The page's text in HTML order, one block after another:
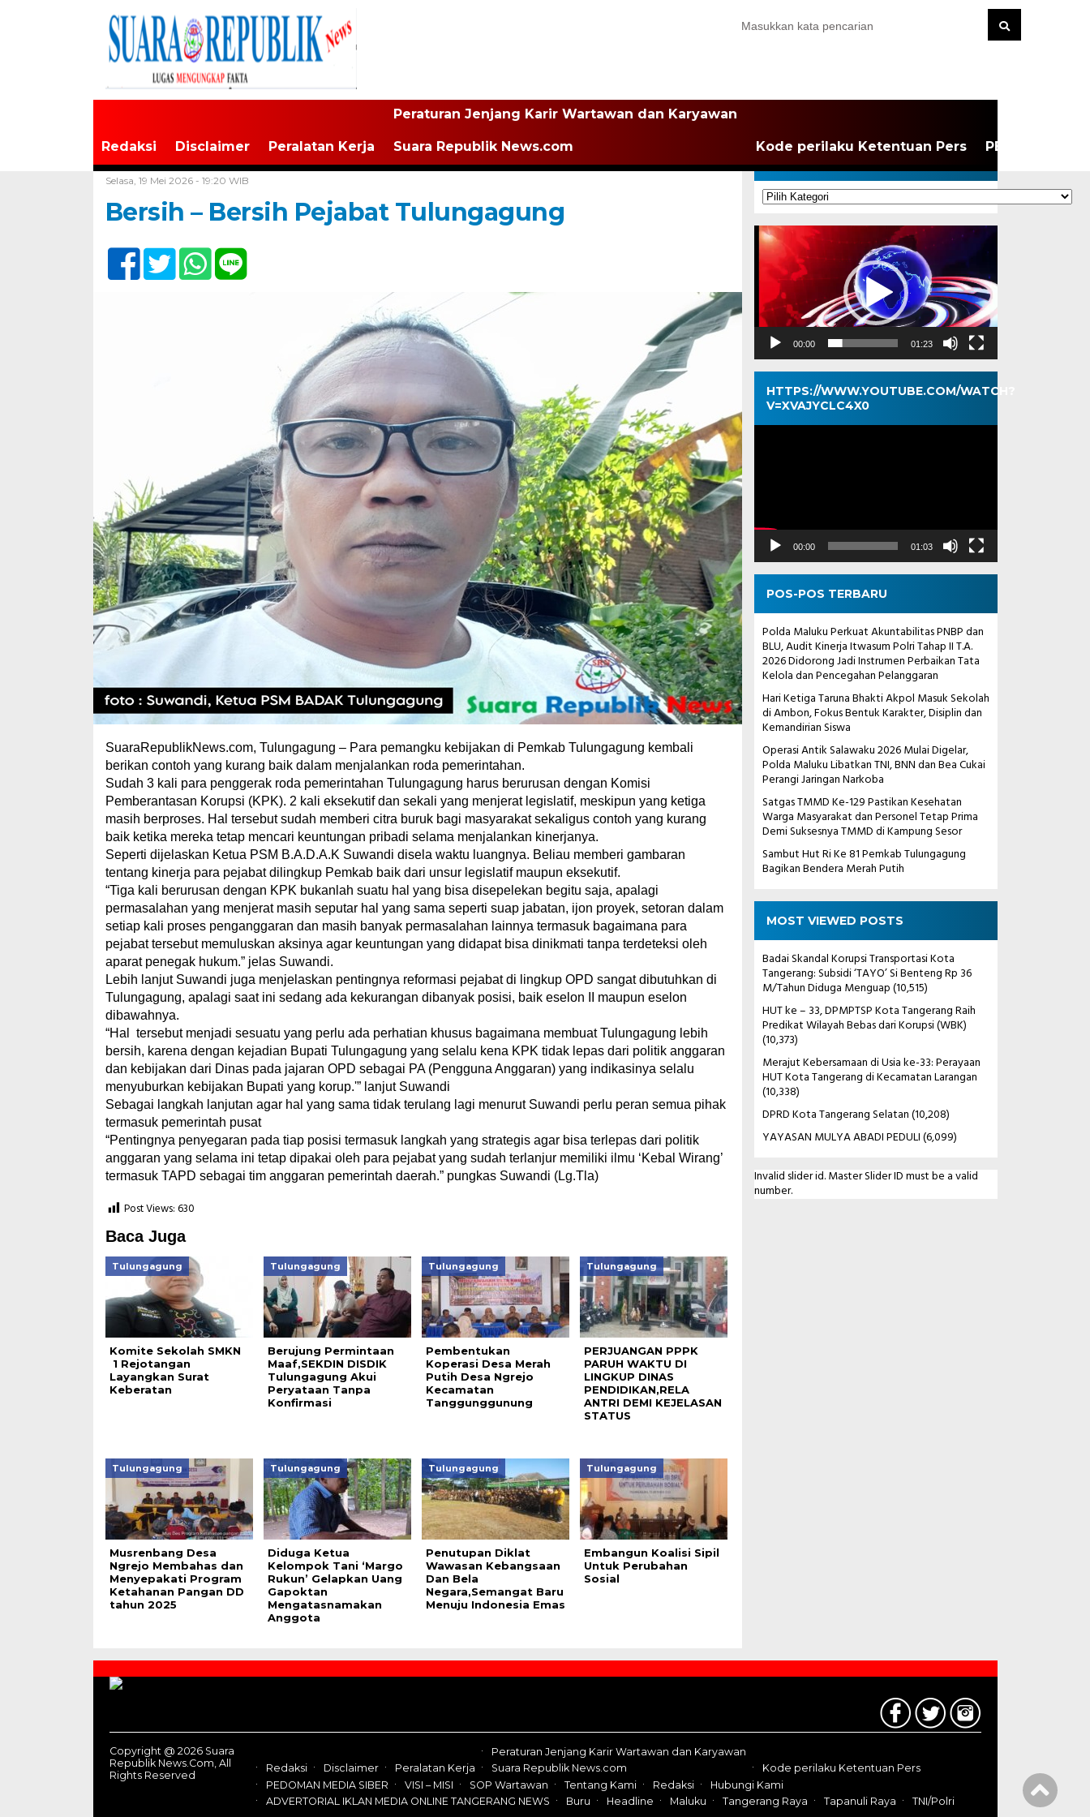
Redaksi Disclaimer Peralatan Kerja
Peraturan Jenjang Karir Wartawan dan Karyawan
Suara Republik News.com Kode perilaku Ketentuan Pers PEDOMAN
Selasa, 19 Mei 2026 - 19:20 WIB
Bersih – Bersih Pejabat Tulungagung
SuaraRepublikNews.com, Tulungagung – Para pemangku kebijakan di Pemkab Tulungagung kembali
berikan contoh yang kurang baik dalam menjalankan roda pemerintahan.
Sudah 3 kali para penggerak roda pemerintahan Tulungagung harus berurusan dengan Komisi
Pemberantasan Korupsi (KPK). 2 kali eksekutif dan sekali yang menjerat legislatif, meskipun yang ketiga
masih berproses. Hal tersebut sudah memberi citra buruk bagi masyarakat sekaligus contoh yang kurang
baik ketika mereka tetap mencari keuntungan pribadi selama menjalankan kinerjanya.
Seperti dijelaskan Ketua PSM B.A.D.A.K Suwandi disela waktu luangnya. Beliau memberi gambaran
tentang kinerja para pejabat dilingkup Pemkab baik dari unsur legislatif maupun eksekutif.
“Tiga kali berurusan dengan KPK bukanlah suatu hal yang bisa disepelekan begitu saja, apalagi
permasalahan yang menjerat masih seputar hal yang sama seperti suap jabatan, ijon proyek, setoran dalam
setiap kali proses penganggaran dan masih banyak permasalahan lainnya termasuk bagaimana para
pejabat tersebut memuluskan aksinya agar keuntungan yang didapat bisa dinikmati tanpa terdeteksi oleh
aparat penegak hukum.” jelas Suwandi.
Lebih lanjut Suwandi juga menjelaskan pentingnya reformasi pejabat di lingkup OPD sangat dibutuhkan di
Tulungagung, apalagi saat ini sedang ada kekurangan dibanyak posisi, baik eselon II maupun eselon
dibawahnya.
“Hal tersebut menjadi sesuatu yang perlu ada perhatian khusus bagaimana membuat Tulungagung lebih
bersih, karena dengan kejadian Bupati Tulungagung yang selalu kena KPK tidak lepas dari politik anggaran
dan kebijakan dari Dinas pada jajaran OPD sebagai PA (Pengguna Anggaran) yang indikasinya selalu
menyuburkan kebijakan Bupati yang korup.'” lanjut Suwandi
Sebagai langkah lanjutan agar hal yang sama tidak terulang lagi menurut Suwandi perlu peran semua pihak
termasuk pemerintah pusat
“Pentingnya penyegaran pada tiap posisi termasuk langkah yang strategis agar bisa terlepas dari politik
anggaran yang selama ini tetap dipakai oleh para pejabat yang sudah terlanjur memiliki ilmu ‘Kebal Wirang’
termasuk TAPD sebagai tim anggaran pemerintah daerah.” pungkas Suwandi (Lg.Tla)
Post Views:630
Baca Juga
Tulungagung
Komite Sekolah SMKN
1 Rejotangan
Layangkan Surat
Keberatan
Tulungagung
Berujung Permintaan
Maaf,SEKDIN DISDIK
Tulungagung Akui
Peryataan Tanpa
Konfirmasi
Tulungagung
Pembentukan
Koperasi Desa Merah
Putih Desa Ngrejo
Kecamatan
Tanggunggunung
Tulungagung
PERJUANGAN PPPK
PARUH WAKTU DI
LINGKUP DINAS
PENDIDIKAN,RELA
ANTRI DEMI KEJELASAN
STATUS
Tulungagung
Musrenbang Desa
Ngrejo Membahas dan
Menyepakati Program
Ketahanan Pangan DD
tahun 2025
Tulungagung
Diduga Ketua
Kelompok Tani ‘Margo
Rukun’ Gelapkan Uang
Gapoktan
Mengatasnamakan
Anggota
Tulungagung
Penutupan Diklat
Wawasan Kebangsaan
Dan Bela
Negara,Semangat Baru
Menuju Indonesia Emas
Tulungagung
Embangun Koalisi Sipil
Untuk Perubahan
Sosial
KATEGORI
Kategori
Pemutar
Video
00:00 01:23
HTTPS://WWW.YOUTUBE.COM/WATCH?
V=XVAJYCLC4X0
Pemutar
00:00 01:03
POS-POS TERBARU
Polda Maluku Perkuat Akuntabilitas PNBP dan
BLU, Audit Kinerja Itwasum Polri Tahap II T.A.
2026 Didorong Jadi Instrumen Perbaikan Tata
Kelola dan Pencegahan Pelanggaran
Hari Ketiga Taruna Bhakti Akpol Masuk Sekolah
di Ambon, Fokus Bentuk Karakter, Disiplin dan
Kemandirian Siswa
Operasi Antik Salawaku 2026 Mulai Digelar,
Polda Maluku Libatkan TNI, BNN dan Bea Cukai
Perangi Jaringan Narkoba
Satgas TMMD Ke-129 Pastikan Kesehatan
Warga Masyarakat dan Personel Tetap Prima
Demi Suksesnya TMMD di Kampung Sesor
Sambut Hut Ri Ke 81 Pemkab Tulungagung
Bagikan Bendera Merah Putih
MOST VIEWED POSTS
Badai Skandal Korupsi Transportasi Kota
Tangerang: Subsidi ‘TAYO’ Si Benteng Rp 36
M/Tahun Diduga Menguap(10,515)
HUT ke – 33, DPMPTSP Kota Tangerang Raih
Predikat Wilayah Bebas dari Korupsi (WBK)
(10,373)
Merajut Kebersamaan di Usia ke-33: Perayaan
HUT Kota Tangerang di Kecamatan Larangan
(10,338)
DPRD Kota Tangerang Selatan(10,208)
YAYASAN MULYA ABADI PEDULI(6,099)
Invalid slider id. Master Slider ID must be a valid
number.
Copyright @ 2026 Suara
Republik News.Com, All
Rights Reserved
Redaksi Disclaimer Peralatan Kerja
Peraturan Jenjang Karir Wartawan dan Karyawan
Suara Republik News.com
Kode perilaku Ketentuan Pers
PEDOMAN MEDIA SIBER
VISI – MISI SOP Wartawan Tentang Kami Redaksi
Hubungi Kami
ADVERTORIAL IKLAN MEDIA ONLINE TANGERANG NEWS
Buru Headline Maluku Tangerang Raya Tapanuli Raya TNI/Polri